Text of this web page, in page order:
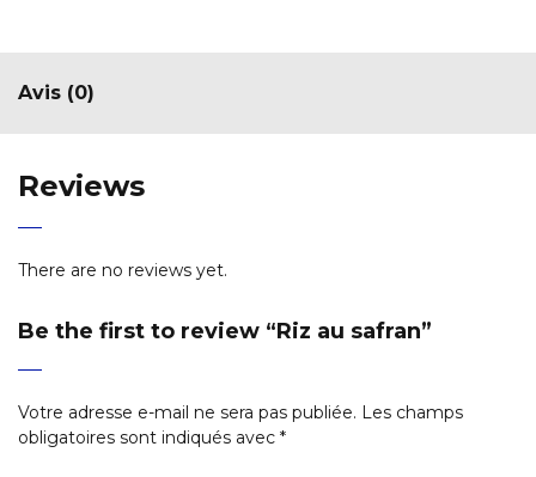
Avis (0)
Reviews
There are no reviews yet.
Be the first to review “Riz au safran”
Votre adresse e-mail ne sera pas publiée. Les champs
obligatoires sont indiqués avec *